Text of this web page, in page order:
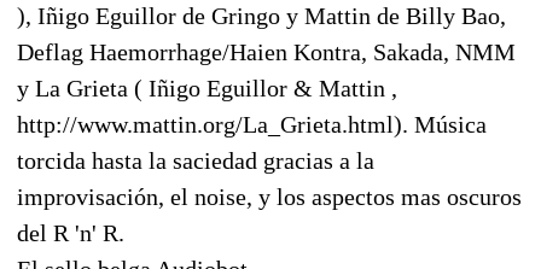
), Iñigo Eguillor de Gringo y Mattin de Billy Bao,
Deflag Haemorrhage/Haien Kontra, Sakada, NMM
y La Grieta ( Iñigo Eguillor & Mattin ,
http://www.mattin.org/La_Grieta.html). Música
torcida hasta la saciedad gracias a la
improvisación, el noise, y los aspectos mas oscuros
del R 'n' R.